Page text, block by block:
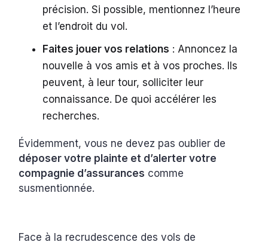
précision. Si possible, mentionnez l’heure
et l’endroit du vol.
Faites jouer vos relations : Annoncez la
nouvelle à vos amis et à vos proches. Ils
peuvent, à leur tour, solliciter leur
connaissance. De quoi accélérer les
recherches.
Évidemment, vous ne devez pas oublier de
déposer votre plainte et d’alerter votre
compagnie d’assurances comme
susmentionnée.
Face à la recrudescence des vols de